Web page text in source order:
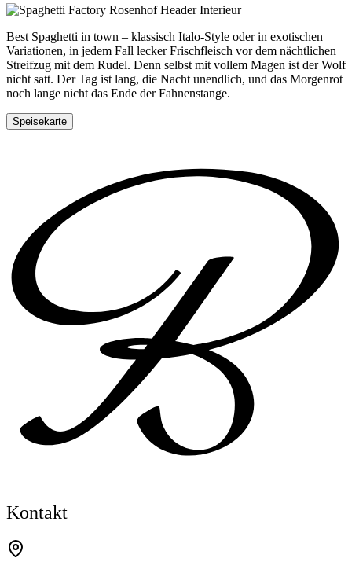
Best Spaghetti in town – klassisch Italo-Style oder in exotischen
Variationen, in jedem Fall lecker Frischfleisch vor dem nächtlichen
Streifzug mit dem Rudel. Denn selbst mit vollem Magen ist der Wolf
nicht satt. Der Tag ist lang, die Nacht unendlich, und das Morgenrot
noch lange nicht das Ende der Fahnenstange.
Speisekarte
Kontakt